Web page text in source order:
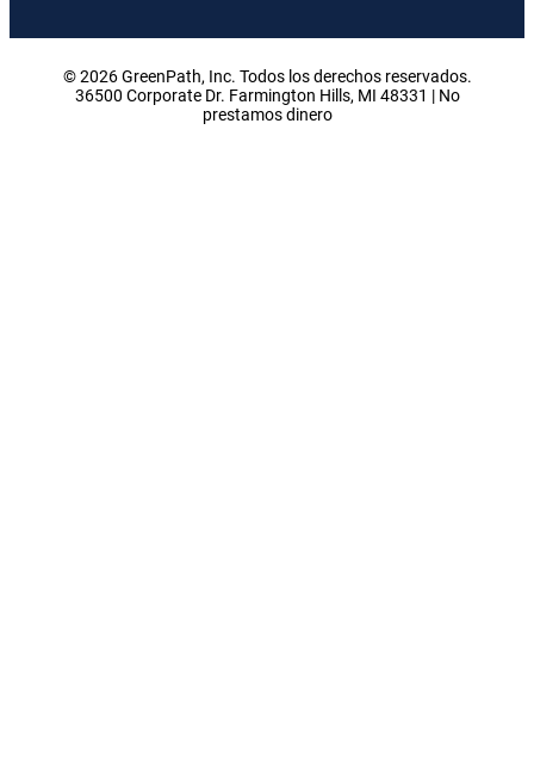
© 2026 GreenPath, Inc. Todos los derechos reservados.
36500 Corporate Dr. Farmington Hills, MI 48331 | No
prestamos dinero